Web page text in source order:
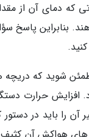
که دمای آن از
بنابراین پاسخ
شوید که
افزایش حرارت
را باید در دستور